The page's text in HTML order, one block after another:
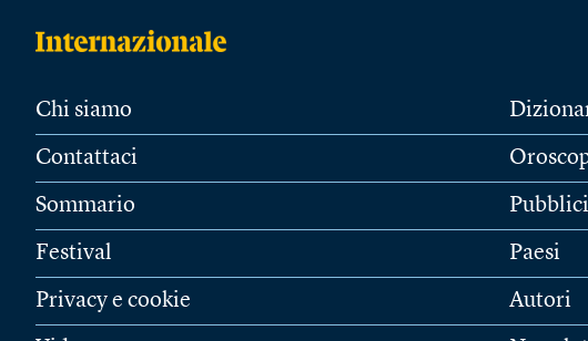
Chi siamo
Contattaci
Sommario
Festival
Privacy e cookie
Paesi
Autori